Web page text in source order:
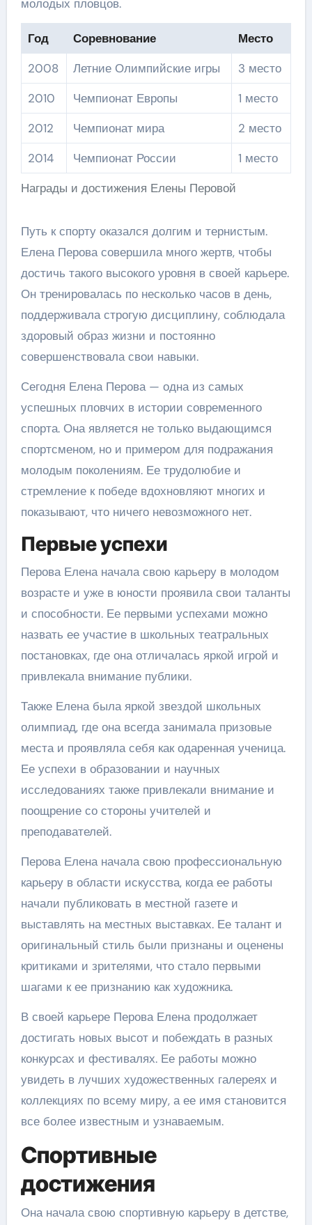
молодых пловцов.
Награды и достижения Елены Перовой
Год Соревнование
Место
2008
Летние Олимпийские игры
3 место
2010
Чемпионат Европы
1 место
2012
Чемпионат мира
2 место
2014
Чемпионат России 1 место
Путь к спорту оказался долгим и тернистым.
Елена Перова совершила много жертв, чтобы
достичь такого высокого уровня в своей карьере.
Он тренировалась по несколько часов в день,
поддерживала строгую дисциплину, соблюдала
здоровый образ жизни и постоянно
совершенствовала свои навыки.
Сегодня Елена Перова — одна из самых
успешных пловчих в истории современного
спорта. Она является не только выдающимся
спортсменом, но и примером для подражания
молодым поколениям. Ее трудолюбие и
стремление к победе вдохновляют многих и
показывают, что ничего невозможного нет.
Первые успехи
Перова Елена начала свою карьеру в молодом
возрасте и уже в юности проявила свои таланты
и способности. Ее первыми успехами можно
назвать ее участие в школьных театральных
постановках, где она отличалась яркой игрой и
привлекала внимание публики.
Также Елена была яркой звездой школьных
олимпиад, где она всегда занимала призовые
места и проявляла себя как одаренная ученица.
Ее успехи в образовании и научных
исследованиях также привлекали внимание и
поощрение со стороны учителей и
преподавателей.
Перова Елена начала свою профессиональную
карьеру в области искусства, когда ее работы
начали публиковать в местной газете и
выставлять на местных выставках. Ее талант и
оригинальный стиль были признаны и оценены
критиками и зрителями, что стало первыми
шагами к ее признанию как художника.
В своей карьере Перова Елена продолжает
достигать новых высот и побеждать в разных
конкурсах и фестивалях. Ее работы можно
увидеть в лучших художественных галереях и
коллекциях по всему миру, а ее имя становится
все более известным и узнаваемым.
Спортивные
достижения
Она начала свою спортивную карьеру в детстве,